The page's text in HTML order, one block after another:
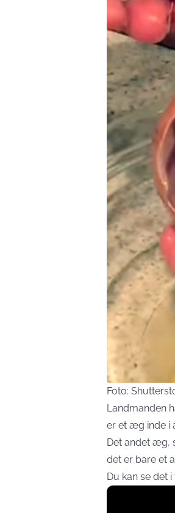
Foto:
Landmanden
er et æg inde i
Det andet æg,
det er bare et
Du kan se det
Display